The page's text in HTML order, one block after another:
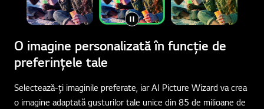
O imagine personalizată în funcție de
preferințele tale
Selectează-ți imaginile preferate, iar AI Picture Wizard va crea
o imagine adaptată gusturilor tale unice din 85 de milioane de